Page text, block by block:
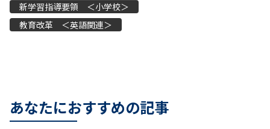
新学習指導要領 ＜小学校＞
教育改革 ＜英語関連＞
あなたにおすすめの記事